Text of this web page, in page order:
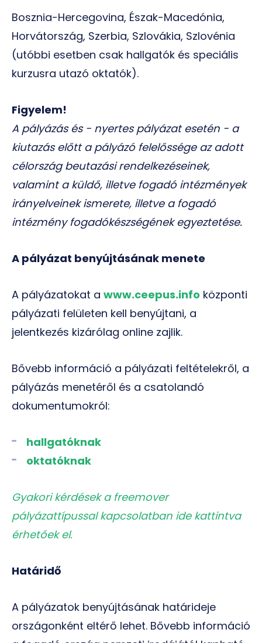
Bosznia-Hercegovina, Észak-Macedónia,
Horvátország, Szerbia, Szlovákia, Szlovénia
(utóbbi esetben csak hallgatók és speciális
kurzusra utazó oktatók).
Figyelem!
A pályázás és - nyertes pályázat esetén - a
kiutazás előtt a pályázó felelőssége az adott
célország beutazási rendelkezéseinek,
valamint a küldő, illetve fogadó intézmények
irányelveinek ismerete, illetve a fogadó
intézmény fogadókészségének egyeztetése.
A pályázat benyújtásának menete
A pályázatokat a www.ceepus.info központi
pályázati felületen kell benyújtani, a
jelentkezés kizárólag online zajlik.
Bővebb információ a pályázati feltételekről, a
pályázás menetéről és a csatolandó
dokumentumokról:
hallgatóknak
oktatóknak
Gyakori kérdések a freemover
pályázattípussal kapcsolatban ide kattintva
érhetőek el.
Határidő
A pályázatok benyújtásának határideje
országonként eltérő lehet. Bővebb információ